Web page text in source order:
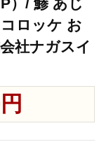
）/ 鯵 あじ
ロッケ お
社ナガスイ